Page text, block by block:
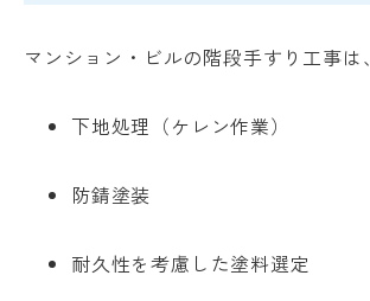
マンション・ビルの階段手すり工事は、
下地処理（ケレン作業）
防錆塗装
耐久性を考慮した塗料選定